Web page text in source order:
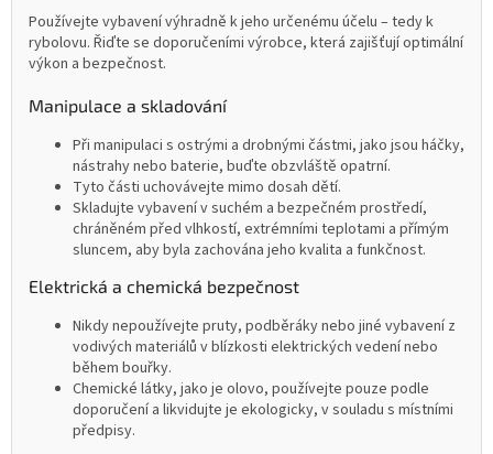
Používejte vybavení výhradně k jeho určenému účelu – tedy k
rybolovu. Řiďte se doporučeními výrobce, která zajišťují optimální
výkon a bezpečnost.
Manipulace a skladování
Při manipulaci s ostrými a drobnými částmi, jako jsou háčky,
nástrahy nebo baterie, buďte obzvláště opatrní.
Tyto části uchovávejte mimo dosah dětí.
Skladujte vybavení v suchém a bezpečném prostředí,
chráněném před vlhkostí, extrémními teplotami a přímým
sluncem, aby byla zachována jeho kvalita a funkčnost.
Elektrická a chemická bezpečnost
Nikdy nepoužívejte pruty, podběráky nebo jiné vybavení z
vodivých materiálů v blízkosti elektrických vedení nebo
během bouřky.
Chemické látky, jako je olovo, používejte pouze podle
doporučení a likvidujte je ekologicky, v souladu s místními
předpisy.